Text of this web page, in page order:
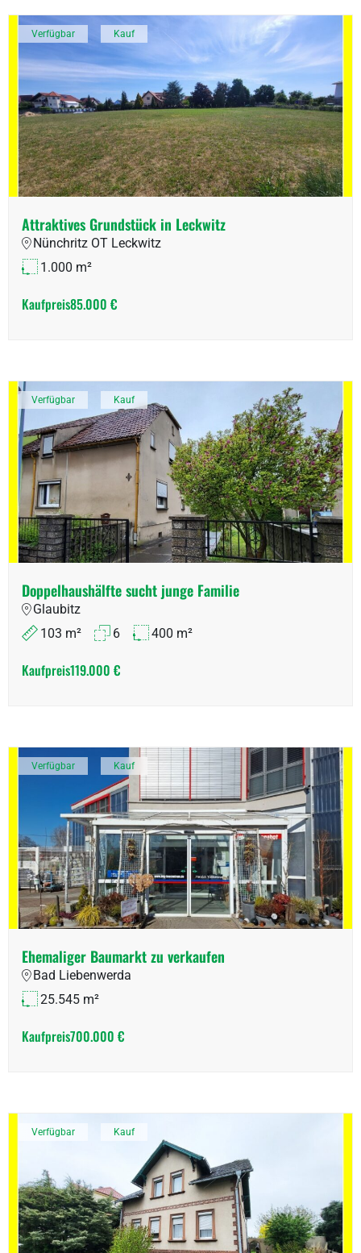
Verfügbar Kauf
Attraktives Grundstück in Leckwitz
Nünchritz OT Leckwitz
1.000 m²
Kaufpreis85.000 €
Verfügbar Kauf
Doppelhaushälfte sucht junge Familie
Glaubitz
103 m²
6 400 m²
Kaufpreis119.000 €
Verfügbar Kauf
Ehemaliger Baumarkt zu verkaufen
Bad Liebenwerda
25.545 m²
Kaufpreis700.000 €
Verfügbar Kauf